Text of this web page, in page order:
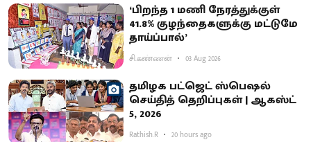
‘பிறந்த 1 மணி நேரத்துக்குள்
41.8% குழந்தைகளுக்கு மட்டுமே
தாய்ப்பால்’
சி.கண்ணன் 03 Aug 2026
தமிழக பட்ஜெட் ஸ்பெஷல்
செய்தித் தெறிப்புகள் | ஆகஸ்ட்
5, 2026
Rathish.R 20 hours ago